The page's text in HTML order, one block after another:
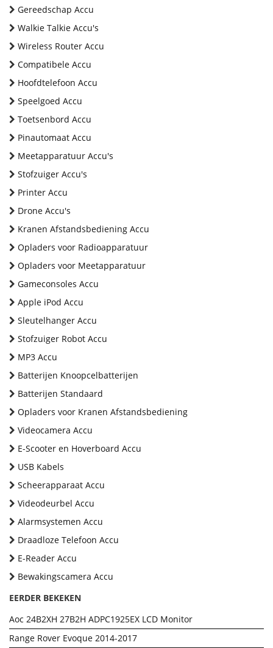
Gereedschap Accu
Walkie Talkie Accu's
Wireless Router Accu
Compatibele Accu
Hoofdtelefoon Accu
Speelgoed Accu
Toetsenbord Accu
Pinautomaat Accu
Meetapparatuur Accu's
Stofzuiger Accu's
Printer Accu
Drone Accu's
Kranen Afstandsbediening Accu
Opladers voor Radioapparatuur
Opladers voor Meetapparatuur
Gameconsoles Accu
Apple iPod Accu
Sleutelhanger Accu
Stofzuiger Robot Accu
MP3 Accu
Batterijen Knoopcelbatterijen
Batterijen Standaard
Opladers voor Kranen Afstandsbediening
Videocamera Accu
E-Scooter en Hoverboard Accu
USB Kabels
Scheerapparaat Accu
Videodeurbel Accu
Alarmsystemen Accu
Draadloze Telefoon Accu
E-Reader Accu
Bewakingscamera Accu
EERDER BEKEKEN
Aoc 24B2XH 27B2H ADPC1925EX LCD Monitor
Range Rover Evoque 2014-2017